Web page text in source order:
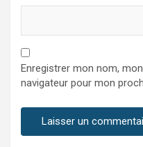
Enregistrer mon nom,
navigateur pour mon